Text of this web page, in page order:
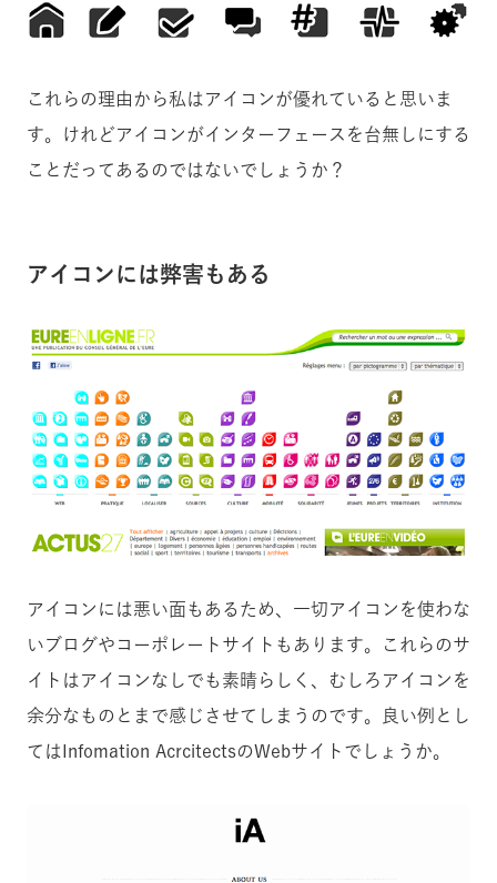
これらの理由から私はアイコンが優れていると思いま
す。けれどアイコンがインターフェースを台無しにする
ことだってあるのではないでしょうか？
アイコンには弊害もある
アイコンには悪い面もあるため、一切アイコンを使わな
いブログやコーポレートサイトもあります。これらのサ
イトはアイコンなしでも素晴らしく、むしろアイコンを
余分なものとまで感じさせてしまうのです。良い例とし
てはInfomation AcrcitectsのWebサイトでしょうか。